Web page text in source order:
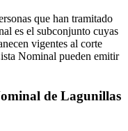
que han tramitado
es el subconjunto cuyas
vigentes al corte
Nominal pueden emitir
de Lagunillas